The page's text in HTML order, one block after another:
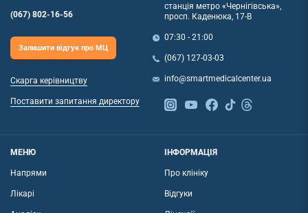
(067) 802-16-56
Залишити відгук про МЦ
Скарга керівництву
Поставити запитання директору
станція метро «Чернігівська»,
просп. Каденюка, 17-В
07:30 - 21:00
(067) 127-03-03
info@smartmedicalcenter.ua
МЕНЮ
Напрями
Лікарі
ІНФОРМАЦІЯ
Про клініку
Відгуки